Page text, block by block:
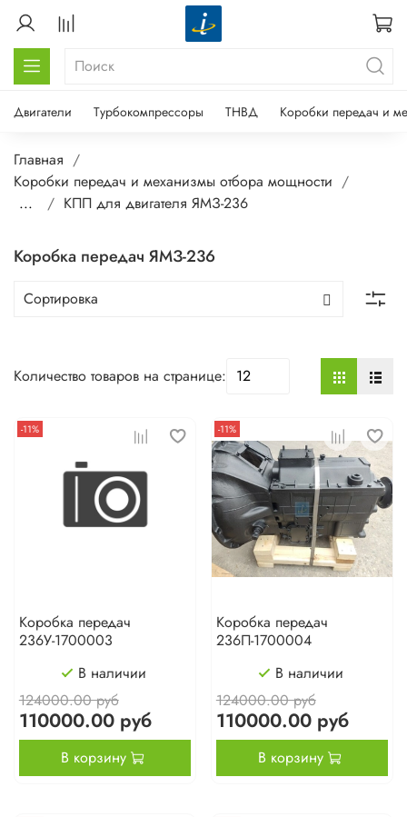
Двигатели Турбокомпрессоры ТНВД Коробки передач и
Главная
Коробки передач и механизмы отбора мощности
...
КПП для двигателя ЯМЗ-236
Коробка передач ЯМЗ-236
Количество товаров на странице:
-11%
Коробка передач
236У-1700003
В наличии
124000.00 руб
110000.00 руб
В корзину
-11%
Коробка передач
236П-1700004
В наличии
124000.00 руб
110000.00 руб
В корзину